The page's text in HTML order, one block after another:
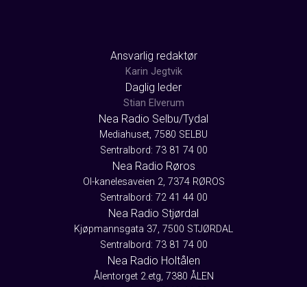
Ansvarlig redaktør
Karin Jegtvik
Daglig leder
Stian Elverum
Nea Radio Selbu/Tydal
Mediahuset, 7580 SELBU
Sentralbord: 73 81 74 00
Nea Radio Røros
Ol-kanelesaveien 2, 7374 RØROS
Sentralbord: 72 41 44 00
Nea Radio Stjørdal
Kjøpmannsgata 37, 7500 STJØRDAL
Sentralbord: 73 81 74 00
Nea Radio Holtålen
Ålentorget 2.etg, 7380 ÅLEN